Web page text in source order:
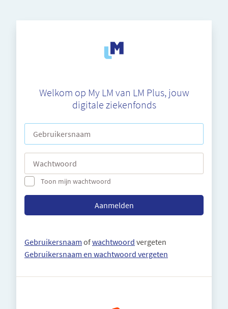
Welkom op My LM van LM Plus, jouw
digitale ziekenfonds
Gebruikersnaam
Wachtwoord
Toon mijn wachtwoord
Aanmelden
Gebruikersnaam ofwachtwoord vergeten
Gebruikersnaam en wachtwoord vergeten